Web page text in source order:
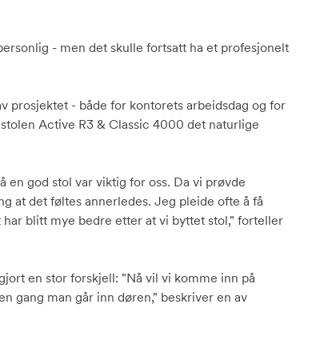
- men det skulle fortsatt ha et profesjonelt
prosjektet - både for kontorets arbeidsdag og for
Active R3 & Classic 4000 det naturlige
en god stol var viktig for oss. Da vi prøvde
at det føltes annerledes. Jeg pleide ofte å få
blitt mye bedre etter at vi byttet stol," forteller
en stor forskjell: "Nå vil vi komme inn på
gang man går inn døren," beskriver en av